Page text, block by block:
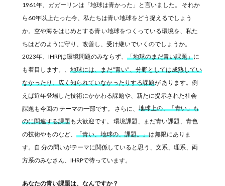
1961年、ガガーリンは「地球は青かった」と言いました。 それか
ら60年以上たった今、私たちは青い地球をどう捉えるでしょう
か。空や海をはじめとする青 い地球をつくっている環境を、私た
ちはどのように守り、改善し、受け継いでいくのでしょうか。
2023年、IHRPは環境問題のみならず、「地球のまだ青い課題」に
も着目します。、地球には、まだ“青い”、分野としては成熟してい
なかったり、広く知られていなかったりする課題が あります。例
えば近年登場した技術にかかわる課題や、新たに提示された社会
課題も今回の テーマの一部です。 さらに、地球上の、「青い」も
のに関連する課題も大歓迎です。 環境課題、まだ青い課題、青色
の技術やものなど、「青い、地球の、課題。」は無限にありま
す。自 分の問いがテーマに関係していると思う、文系、理系、両
方系のみなさん、IHRPで待っています。
あなたの青い課題は、なんですか？